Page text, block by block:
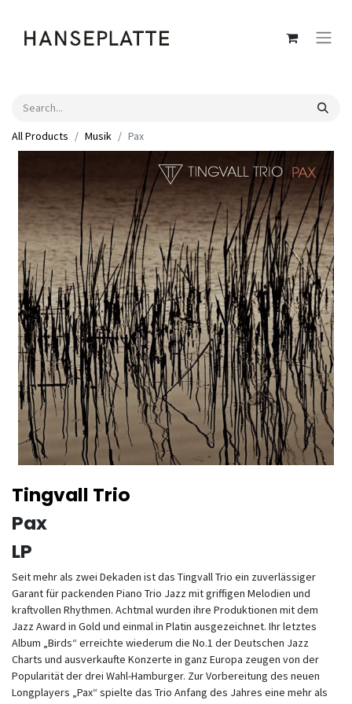
All Products Musik Pax
Tingvall Trio
Pax
LP
Seit mehr als zwei Dekaden ist das Tingvall Trio ein zuverlässiger
Garant für packenden Piano Trio Jazz mit griffigen Melodien und
kraftvollen Rhythmen. Achtmal wurden ihre Produktionen mit dem
Jazz Award in Gold und einmal in Platin ausgezeichnet. Ihr letztes
Album „Birds“ erreichte wiederum die No.1 der Deutschen Jazz
Charts und ausverkaufte Konzerte in ganz Europa zeugen von der
Popularität der drei Wahl-Hamburger. Zur Vorbereitung des neuen
Longplayers „Pax“ spielte das Trio Anfang des Jahres eine mehr als